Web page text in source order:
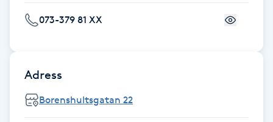
Fransborttagning
Fransförlängning
073-379 81 XX
Adress
Borenshultsgatan 22